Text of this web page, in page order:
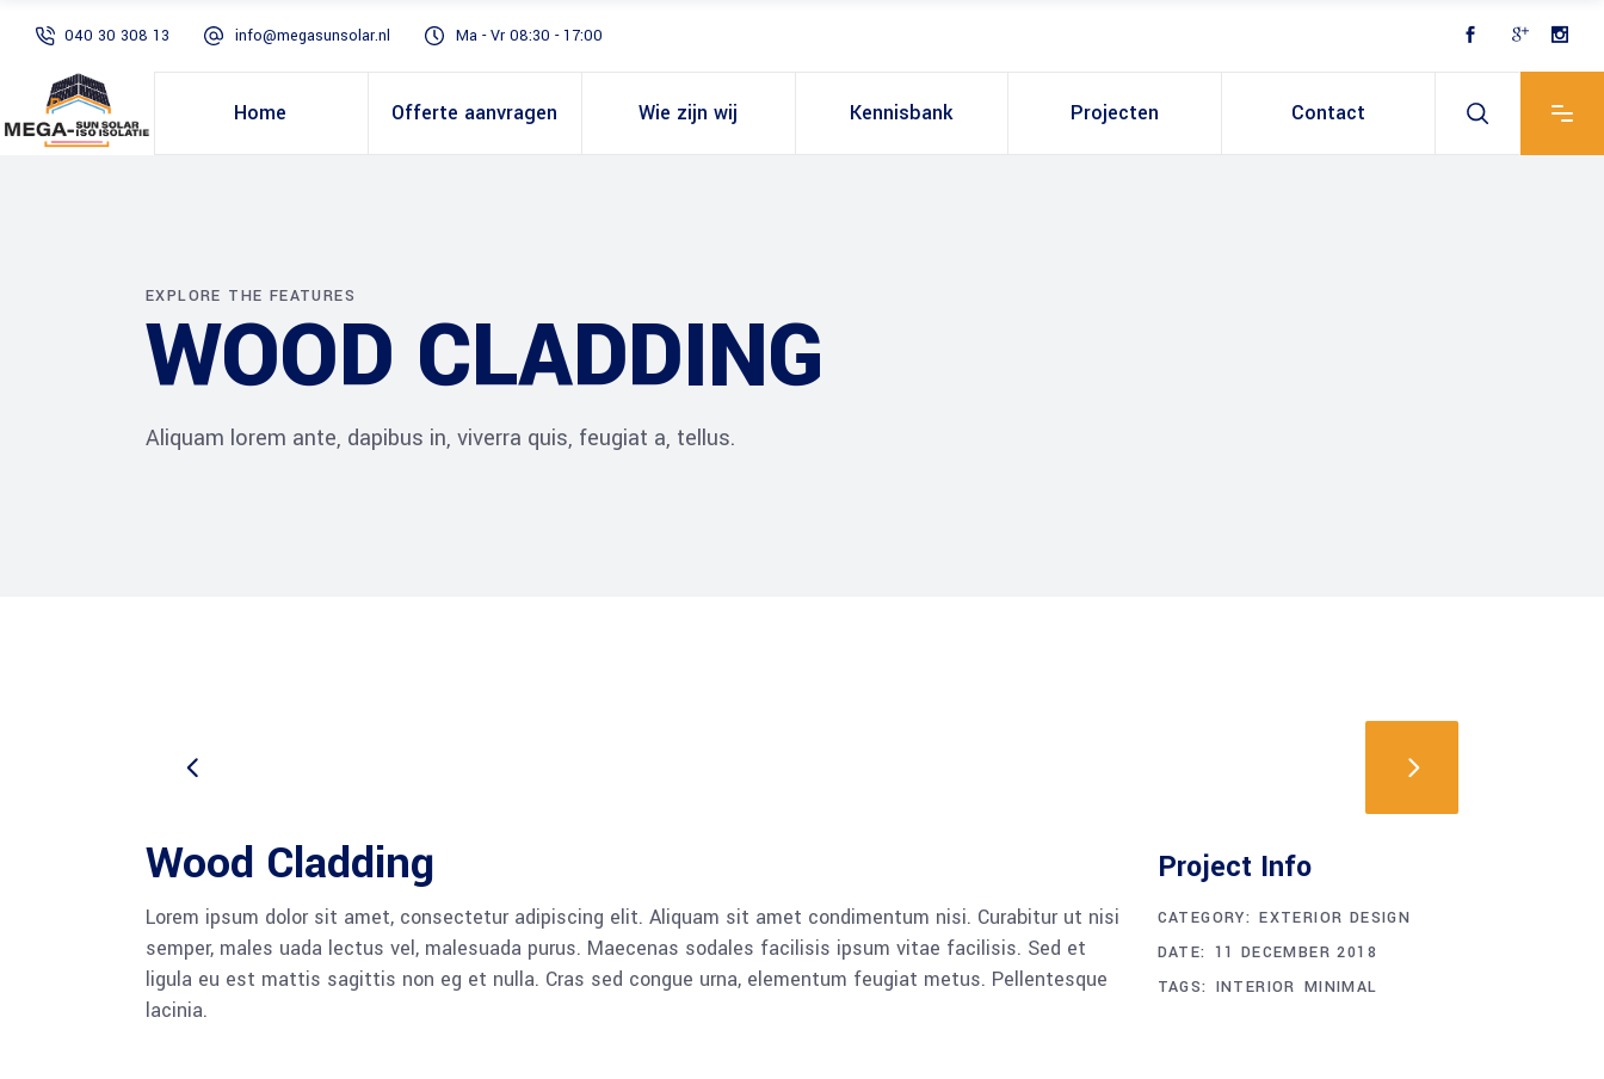
040 30 308 13 info@megasunsolar.nl Ma - Vr 08:30 - 17:00
Home Offerte aanvragen Wie zijn wij Kennisbank Projecten Contact
EXPLORE THE FEATURES
WOOD CLADDING
Aliquam lorem ante, dapibus in, viverra quis, feugiat a, tellus.
Wood Cladding
Lorem ipsum dolor sit amet, consectetur adipiscing elit. Aliquam sit amet condimentum nisi. Curabitur ut nisi
semper, males uada lectus vel, malesuada purus. Maecenas sodales facilisis ipsum vitae facilisis. Sed et
ligula eu est mattis sagittis non eg et nulla. Cras sed congue urna, elementum feugiat metus. Pellentesque
lacinia.
Project Info
CATEGORY: EXTERIOR DESIGN
DATE: 11 DECEMBER 2018
TAGS: INTERIOR MINIMAL